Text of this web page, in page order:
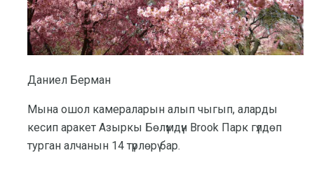
Даниел Берман
Мына ошол камераларын алып чыгып, аларды
кесип аракет Азыркы Бөлүмдүн Brook Парк гүлдөп
турган алчанын 14 түрлөрү бар.